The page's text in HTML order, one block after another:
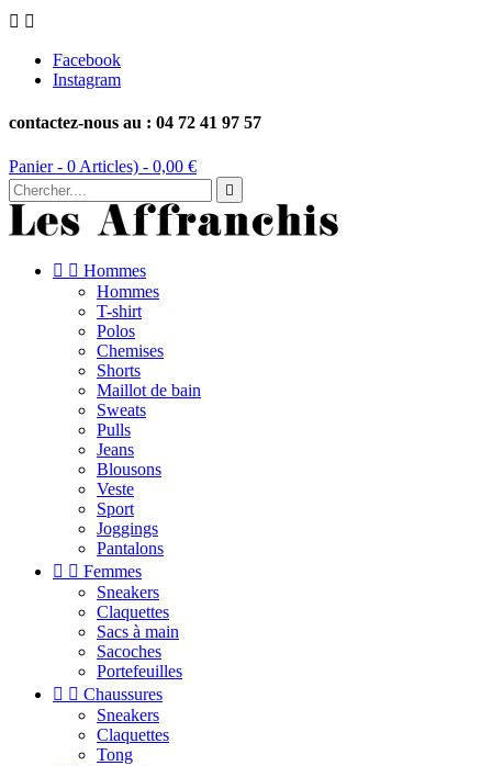
 
Facebook
Instagram
contactez-nous au : 04 72 41 97 57
Panier - 0 Articles) - 0,00 €

  Hommes
Hommes
T-shirt
Polos
Chemises
Shorts
Maillot de bain
Sweats
Pulls
Jeans
Blousons
Veste
Sport
Joggings
Pantalons
  Femmes
Sneakers
Claquettes
Sacs à main
Sacoches
Portefeuilles
  Chaussures
Sneakers
Claquettes
Tong